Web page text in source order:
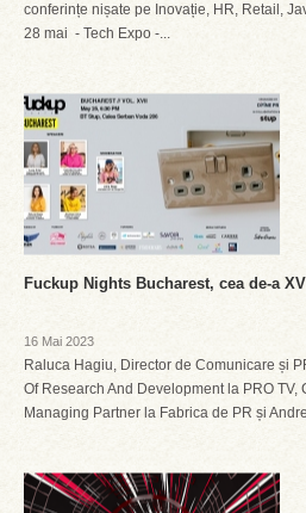
conferințe nișate pe Inovație, HR, Retail,
28 mai - Tech Expo -...
Fuckup Nights Bucharest, cea de-a
16 Mai 2023
Raluca Hagiu, Director de Comunicare și
Of Research And Development la PRO TV,
Managing Partner la Fabrica de PR și